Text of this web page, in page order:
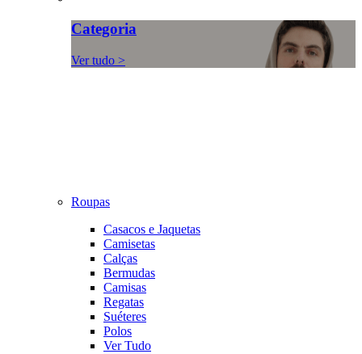
Categoria
Ver tudo >
Roupas
Casacos e Jaquetas
Camisetas
Calças
Bermudas
Camisas
Regatas
Suéteres
Polos
Ver Tudo